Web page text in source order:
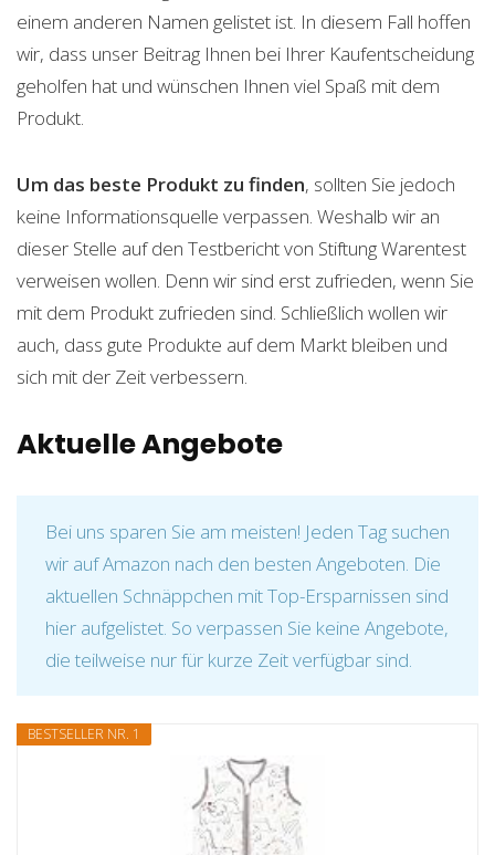
einem anderen Namen gelistet ist. In diesem Fall hoffen
wir, dass unser Beitrag Ihnen bei Ihrer Kaufentscheidung
geholfen hat und wünschen Ihnen viel Spaß mit dem
Produkt.
Um das beste Produkt zu finden, sollten Sie jedoch
keine Informationsquelle verpassen. Weshalb wir an
dieser Stelle auf den Testbericht von Stiftung Warentest
verweisen wollen. Denn wir sind erst zufrieden, wenn Sie
mit dem Produkt zufrieden sind. Schließlich wollen wir
auch, dass gute Produkte auf dem Markt bleiben und
sich mit der Zeit verbessern.
Aktuelle Angebote
Bei uns sparen Sie am meisten! Jeden Tag suchen
wir auf Amazon nach den besten Angeboten. Die
aktuellen Schnäppchen mit Top-Ersparnissen sind
hier aufgelistet. So verpassen Sie keine Angebote,
die teilweise nur für kurze Zeit verfügbar sind.
BESTSELLER NR. 1